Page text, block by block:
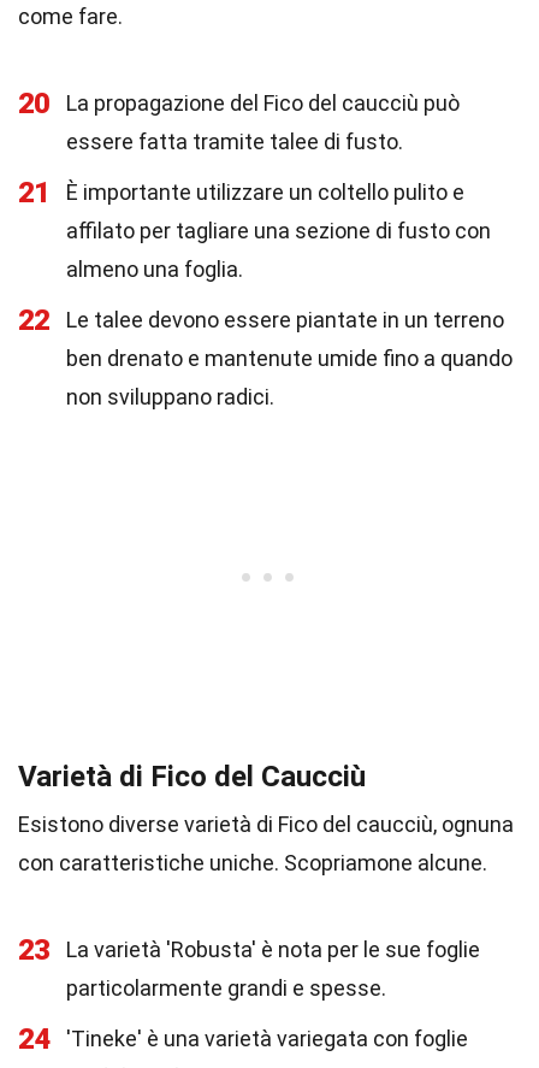
come fare.
20
La propagazione del Fico del caucciù può
essere fatta tramite talee di fusto.
21
È importante utilizzare un coltello pulito e
affilato per tagliare una sezione di fusto con
almeno una foglia.
22
Le talee devono essere piantate in un terreno
ben drenato e mantenute umide fino a quando
non sviluppano radici.
Varietà di Fico del Caucciù
Esistono diverse varietà di Fico del caucciù, ognuna
con caratteristiche uniche. Scopriamone alcune.
23
La varietà 'Robusta' è nota per le sue foglie
particolarmente grandi e spesse.
24
'Tineke' è una varietà variegata con foglie